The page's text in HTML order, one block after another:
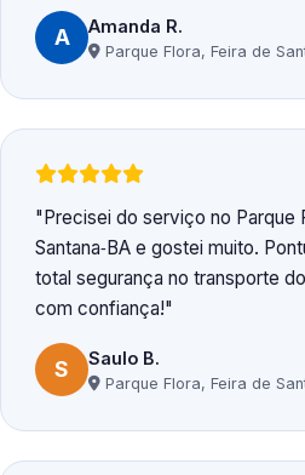
A Amanda R.
Parque Flora, Feira de
Precisei do serviço no Parque
Santana‑BA e gostei muito.
total segurança no transporte
com confiança!
S Saulo B.
Parque Flora, Feira de